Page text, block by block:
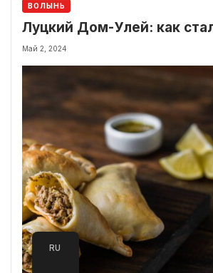
ВОЛЫНЬ
Луцкий Дом-Улей: как
Май 2, 2024
RU